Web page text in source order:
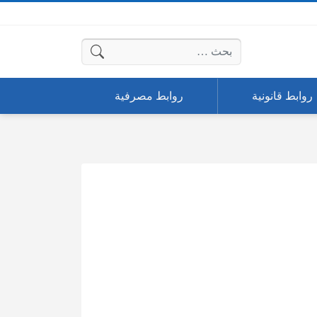
البحث عن:
روابط قانونية روابط مصرفية